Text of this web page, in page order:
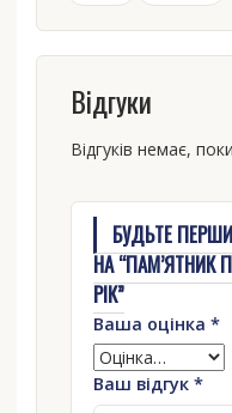
Відгуки
Відгуків немає,
БУДЬТЕ
НА “ПАМ’ЯТНИК
РІК”
Ваша оцінка *
Ваш відгук *